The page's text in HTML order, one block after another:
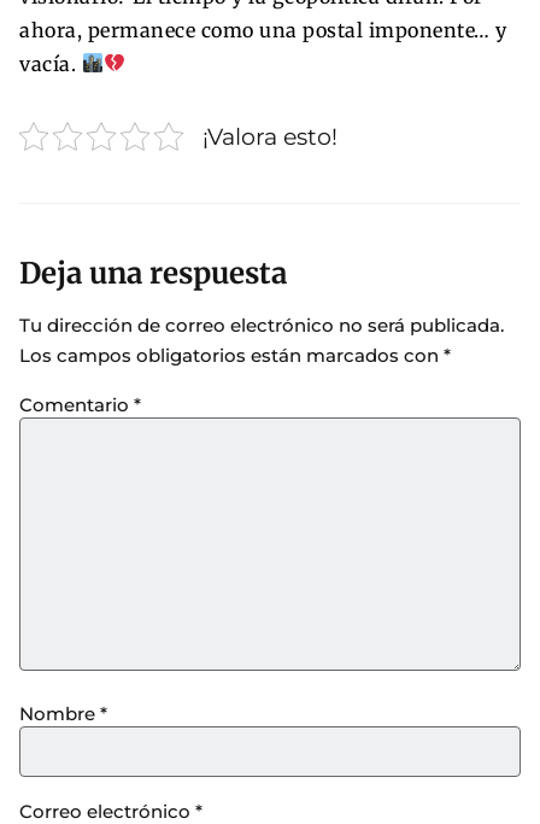
ahora, permanece como una postal imponente… y
vacía.
¡Valora esto!
Deja una respuesta
Tu dirección de correo electrónico no será publicada.
Los campos obligatorios están marcados con *
Comentario *
Nombre *
Correo electrónico *